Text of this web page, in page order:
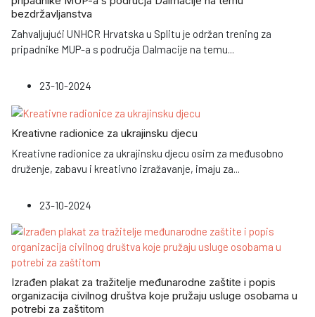
bezdržavljanstva
Zahvaljujući UNHCR Hrvatska u Splitu je održan trening za
pripadnike MUP-a s područja Dalmacije na temu...
23-10-2024
Kreativne radionice za ukrajinsku djecu
Kreativne radionice za ukrajinsku djecu osim za međusobno
druženje, zabavu i kreativno izražavanje, imaju za...
23-10-2024
Izrađen plakat za tražitelje međunarodne zaštite i popis
organizacija civilnog društva koje pružaju usluge osobama u
potrebi za zaštitom